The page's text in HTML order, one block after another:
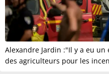
Alexandre Jardin :"Il y a eu
des agriculteurs pour les